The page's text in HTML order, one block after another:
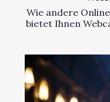
Wie andere
bietet Ihnen